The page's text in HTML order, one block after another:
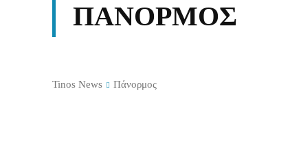
ΠΆΝΟΡΜΟΣ
Tinos News Πάνορμος